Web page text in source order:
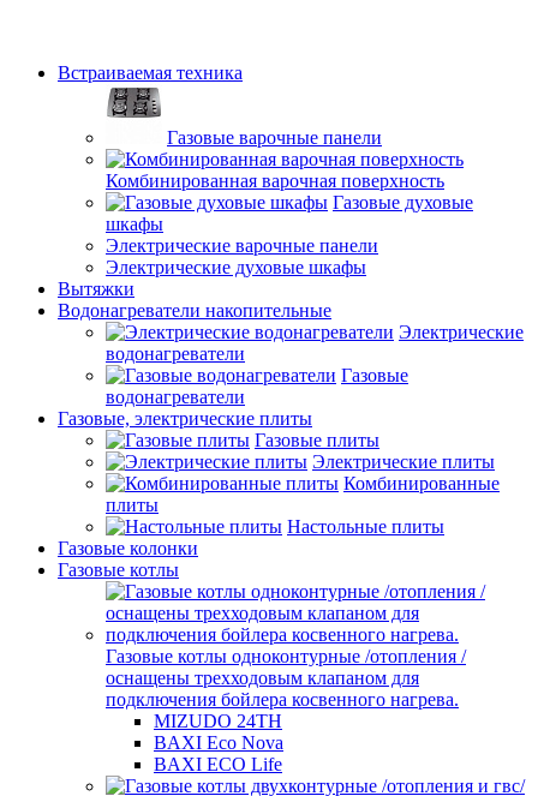
Встраиваемая техника
Газовые варочные панели
Комбинированная варочная поверхность
Газовые духовые
шкафы
Электрические варочные панели
Электрические духовые шкафы
Вытяжки
Водонагреватели накопительные
Электрические
водонагреватели
Газовые
водонагреватели
Газовые, электрические плиты
Газовые плиты
Электрические плиты
Комбинированные
плиты
Настольные плиты
Газовые колонки
Газовые котлы
Газовые котлы одноконтурные /отопления /
оснащены трехходовым клапаном для
подключения бойлера косвенного нагрева.
MIZUDO 24TН
BAXI Eco Nova
BAXI ECO Life